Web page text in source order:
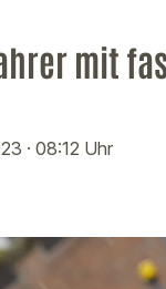
mit
· 08:12 Uhr